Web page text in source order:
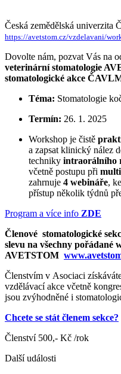
Česká zemědělská univerzita
https://avetstom.cz/vzdelavani/
Dovolte nám, pozvat Vás na
veterinární stomatologie
stomatologické akce
Téma: Stomatologie
Termín: 26. 1. 2025
Workshop je čistě
a zapsat klinický nález
techniky intraorálního
včetně postupu při
zahrnuje 4 webináře,
přístup několik týdnů
Program a více info ZDE
Členové stomatologické
slevu na všechny pořádané
AVETSTOM
Členstvím v Asociaci
vzdělávací akce včetně
jsou zvýhodněné i
Chcete se stát členem sekce?
Členství 500,- Kč /rok
Další události